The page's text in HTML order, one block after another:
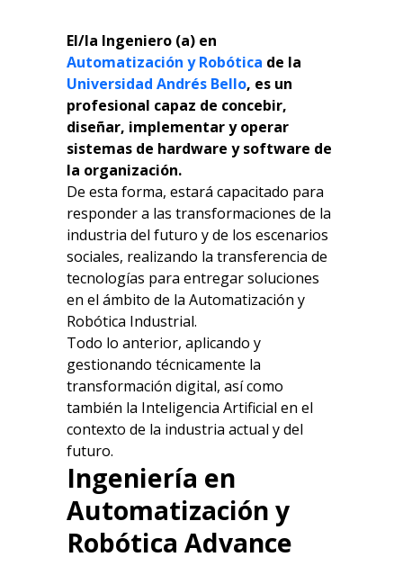
El/la Ingeniero (a) en
Automatización y Robótica de la
Universidad Andrés Bello, es un
profesional capaz de concebir,
diseñar, implementar y operar
sistemas de hardware y software de
la organización.
De esta forma, estará capacitado para
responder a las transformaciones de la
industria del futuro y de los escenarios
sociales, realizando la transferencia de
tecnologías para entregar soluciones
en el ámbito de la Automatización y
Robótica Industrial.
Todo lo anterior, aplicando y
gestionando técnicamente la
transformación digital, así como
también la Inteligencia Artificial en el
contexto de la industria actual y del
futuro.
Ingeniería en
Automatización y
Robótica Advance